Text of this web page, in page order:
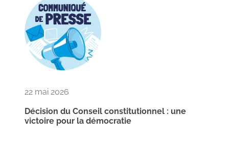
22 mai 2026
Décision du Conseil constitutionnel : une
victoire pour la démocratie